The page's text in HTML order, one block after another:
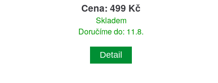
Cena: 499 Kč
Skladem
Doručíme do: 11.8.
Detail